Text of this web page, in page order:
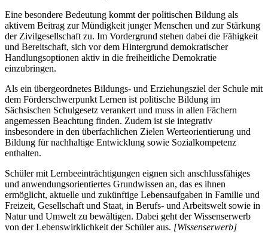
Eine besondere Bedeutung kommt der politischen Bildung als
aktivem Beitrag zur Mündigkeit junger Menschen und zur Stärkung
der Zivilgesellschaft zu. Im Vordergrund stehen dabei die Fähigkeit
und Bereitschaft, sich vor dem Hintergrund demokratischer
Handlungsoptionen aktiv in die freiheitliche Demokratie
einzubringen.
Als ein übergeordnetes Bildungs- und Erziehungsziel der Schule mit
dem Förderschwerpunkt Lernen ist politische Bildung im
Sächsischen Schulgesetz verankert und muss in allen Fächern
angemessen Beachtung finden. Zudem ist sie integrativ
insbesondere in den überfachlichen Zielen Werteorientierung und
Bildung für nachhaltige Entwicklung sowie Sozialkompetenz
enthalten.
Schüler mit Lernbeeinträchtigungen eignen sich anschlussfähiges
und anwendungsorientiertes Grundwissen an, das es ihnen
ermöglicht, aktuelle und zukünftige Lebensaufgaben in Familie und
Freizeit, Gesellschaft und Staat, in Berufs- und Arbeitswelt sowie in
Natur und Umwelt zu bewältigen. Dabei geht der Wissenserwerb
von der Lebenswirklichkeit der Schüler aus. [Wissenserwerb]